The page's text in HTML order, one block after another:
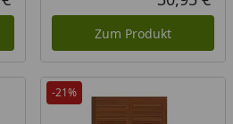
Aktueller Preis
Zum Produkt
-21%